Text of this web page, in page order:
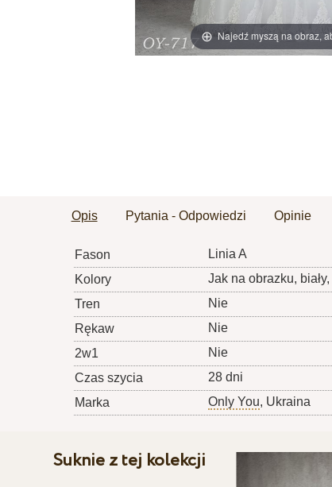
Najedź myszą na obraz,
Opis Pytania - Odpowiedzi Opinie
Fason
Linia A
Kolory
Jak na obrazku,
Tren
Nie
Rękaw
Nie
2w1
Nie
Czas szycia
28 dni
Marka
Only You, Ukraina
Suknie z tej kolekcji